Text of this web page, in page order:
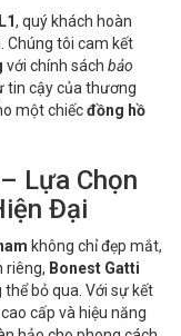
, quý khách hoàn
Chúng tôi cam kết
với chính sách bảo
tin cậy của thương
một chiếcđồng hồ
Lựa Chọn
Đại
không chỉ đẹp mắt,
riêng, Bonest Gatti
bỏ qua. Với sự kết
cấp và hiệu năng